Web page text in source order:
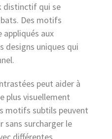
distinctif qui se
Des motifs
aux
designs uniques qui
peut aider à
plus visuellement
motifs subtils peuvent
sans surcharger le
différentes